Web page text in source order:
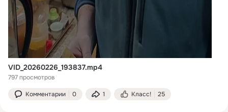
VID_20260226_193837.mp4
797 просмотров
Комментарии 0 1 Класс! 25